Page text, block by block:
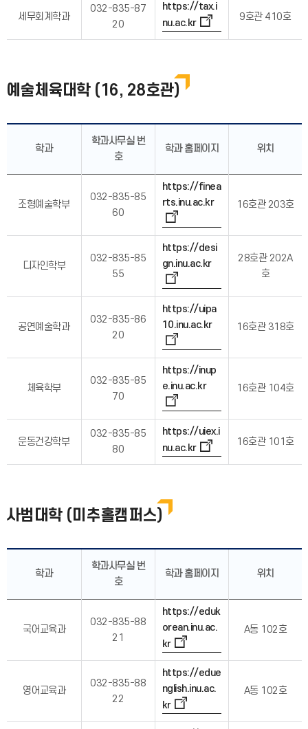
세무회계학과
032-835-87
20
https://tax.i
nu.ac.kr
9호관 410호
예술체육대학 (16, 28호관)
학과
학과사무실 번
호
학과 홈페이지 위치
조형예술학부
032-835-85
60
https://finea
rts.inu.ac.kr
16호관 203호
디자인학부
032-835-85
55
https://desi
gn.inu.ac.kr
28호관 202A
호
공연예술학과
032-835-86
20
https://uipa
10.inu.ac.kr
16호관 318호
체육학부
032-835-85
70
https://inup
e.inu.ac.kr
16호관 104호
운동건강학부
032-835-85
80
https://uiex.i
nu.ac.kr
16호관 101호
사범대학 (미추홀캠퍼스)
학과
학과사무실 번
호
학과 홈페이지 위치
국어교육과
032-835-88
21
https://eduk
orean.inu.ac.
kr
A동 102호
영어교육과
032-835-88
22
https://edue
nglish.inu.ac.
kr
A동 102호